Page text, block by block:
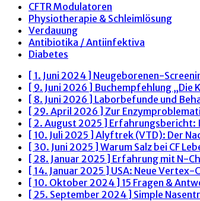
CFTR Modulatoren
Physiotherapie & Schleimlösung
Verdauung
Antibiotika / Antiinfektiva
Diabetes
[ 1. Juni 2024 ] Neugeborenen-
[ 9. Juni 2026 ] Buchempfehlung „Die
[ 8. Juni 2026 ] Laborbefunde und
[ 29. April 2026 ] Zur
[ 2. August 2025 ] Erfahrungsbericht:
[ 10. Juli 2025 ] Alyftrek (VTD): Der
[ 30. Juni 2025 ] Warum Salz bei CF
[ 28. Januar 2025 ] Erfahrung mit N-
[ 14. Januar 2025 ] USA: Neue
[ 10. Oktober 2024 ] 15 Fragen &
[ 25. September 2024 ] Simple